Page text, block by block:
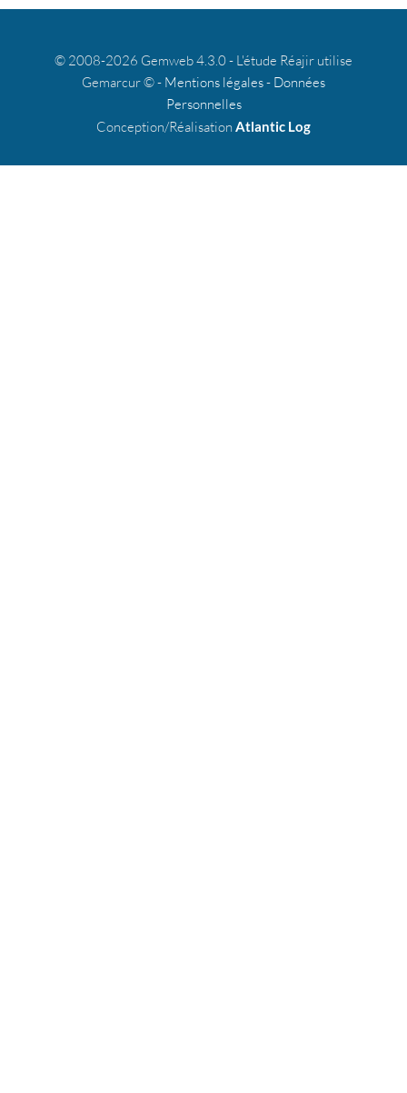
© 2008-2026 Gemweb 4.3.0 - L'étude Réajir utilise
Gemarcur © - Mentions légales- Données
Personnelles
Conception/Réalisation Atlantic Log